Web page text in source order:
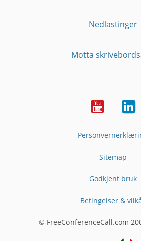
Nedlastinger
Motta
YouTube
Sitemap
Godkjent bruk
Betingelser &
© FreeConferenceCall.com